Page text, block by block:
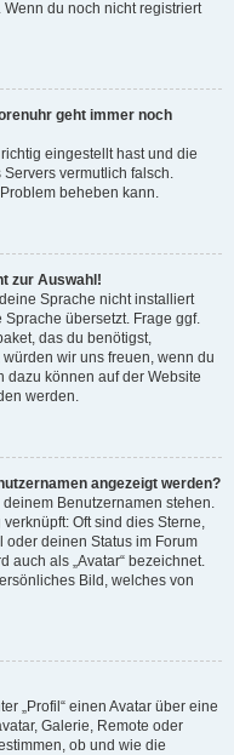
du noch nicht registriert
geht immer noch
eingestellt hast und die
vermutlich falsch.
beheben kann.
zur Auswahl!
Sprache nicht installiert
übersetzt. Frage ggf.
das du benötigst,
wir uns freuen, wenn du
dazu können auf der Website
werden.
angezeigt werden?
Benutzernamen stehen.
Oft sind dies Sterne,
oder deinen Status im Forum
auch als „Avatar“ bezeichnet.
Bild, welches von
„Profil“ einen Avatar über eine
Galerie, Remote oder
ob und wie die